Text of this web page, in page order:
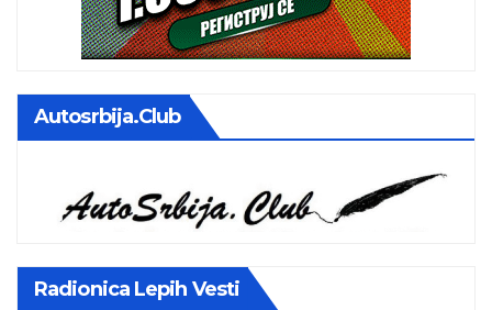
Autosrbija.club
Radionica Lepih Vesti